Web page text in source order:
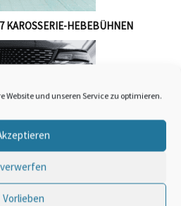
Website und unseren Service zu optimieren.
verwerfen
Vorlieben
KAROSSERIE-HEBEBÜHNEN